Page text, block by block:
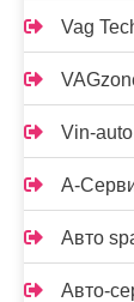
Vag
Vin-
А-
Авто
Авто-